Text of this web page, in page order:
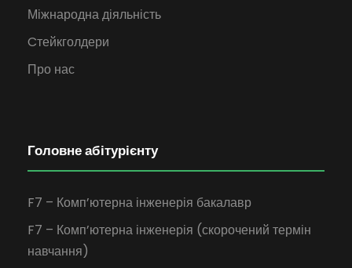
Міжнародна діяльність
Cтейкголдери
Про нас
Головне абітурієнту
F7 – Комп’ютерна інженерія бакалавр
F7 – Комп’ютерна інженерія (скорочений термін
навчання)